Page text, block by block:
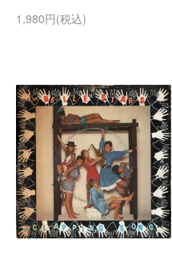
1,980円(税込)